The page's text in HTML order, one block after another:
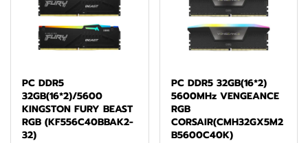
PC DDR5
32GB(16*2)/5600
KINGSTON FURY BEAST
RGB (KF556C40BBAK2-
32)
PC DDR5 32GB(16*2)
5600MHz VENGEANCE
RGB
CORSAIR(CMH32GX5M2
B5600C40K)